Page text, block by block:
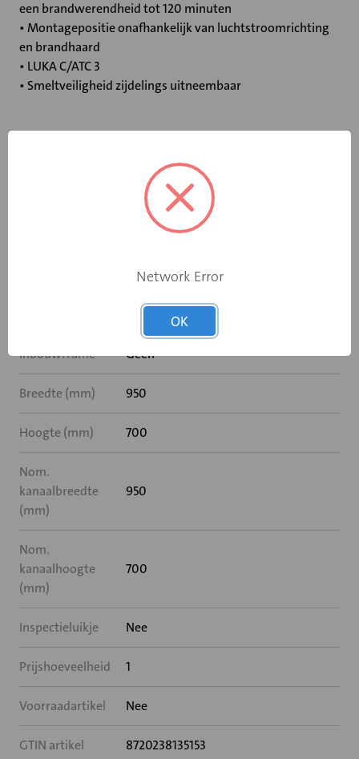
een brandwerendheid tot 120 minuten
• Montagepositie onafhankelijk van luchtstroomrichting
en brandhaard
• LUKA C/ATC 3
• Smeltveiligheid zijdelings uitneembaar
Elektromotor 24 V
Inbouwframe Geen
Breedte (mm) 950
Hoogte (mm) 700
Nom.
kanaalbreedte
(mm)
950
Nom.
kanaalhoogte
(mm)
700
Inspectieluikje Nee
Prijshoeveelheid 1
Voorraadartikel Nee
GTIN artikel 8720238135153
Network Error
OK